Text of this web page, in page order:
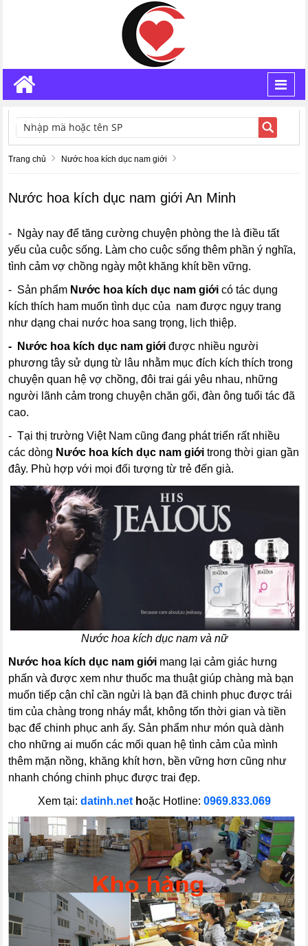
TÌM KIẾM
Trang chủ Nước hoa kích dục nam giới
Nước hoa kích dục nam giới An Minh
- Ngày nay để tăng cường chuyện phòng the là điều tất
yếu của cuộc sống. Làm cho cuộc sống thêm phần ý nghĩa,
tình cảm vợ chồng ngày một khăng khít bền vững.
- Sản phẩm Nước hoa kích dục nam giới có tác dụng
kích thích ham muốn tình dục của nam được ngụy trang
như dạng chai nước hoa sang trọng, lịch thiệp.
- Nước hoa kích dục nam giới được nhiều người
phương tây sử dụng từ lâu nhằm mục đích kích thích trong
chuyện quan hệ vợ chồng, đôi trai gái yêu nhau, những
người lãnh cảm trong chuyện chăn gối, đàn ông tuổi tác đã
cao.
- Tại thị trường Việt Nam cũng đang phát triển rất nhiều
các dòng Nước hoa kích dục nam giới trong thời gian gần
đây. Phù hợp với mọi đối tượng từ trẻ đến già.
Nước hoa kích dục nam và nữ
Nước hoa kích dục nam giới mang lại cảm giác hưng
phấn và được xem như thuốc ma thuật giúp chàng mà bạn
muốn tiếp cận chỉ cần ngửi là bạn đã chinh phục được trái
tim của chàng trong nháy mắt, không tốn thời gian và tiền
bạc để chinh phục anh ấy. Sản phẩm như món quà dành
cho những ai muốn các mối quan hệ tình cảm của mình
thêm mặn nồng, khăng khít hơn, bền vững hơn cũng như
nhanh chóng chinh phục được trai đẹp.
Xem tại: datinh.nethoặc Hotline: 0969.833.069